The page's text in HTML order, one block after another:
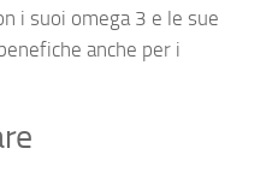
i suoi omega 3 e le sue
anche per i